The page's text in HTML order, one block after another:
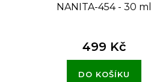
NANITA-454 - 30 ml
499 Kč
DO KOŠÍKU